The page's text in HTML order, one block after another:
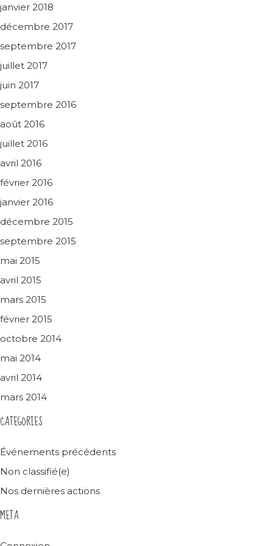
janvier 2018
décembre 2017
septembre 2017
juillet 2017
juin 2017
septembre 2016
août 2016
juillet 2016
avril 2016
février 2016
janvier 2016
décembre 2015
septembre 2015
mai 2015
avril 2015
mars 2015
février 2015
octobre 2014
mai 2014
avril 2014
mars 2014
CATEGORIES
Événements précédents
Non classifié(e)
Nos dernières actions
META